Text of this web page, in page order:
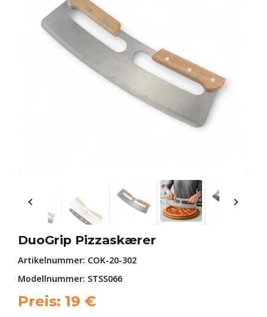
DuoGrip Pizzaskærer
Artikelnummer: COK-20-302
Modellnummer: STSS066
Preis: 19 €